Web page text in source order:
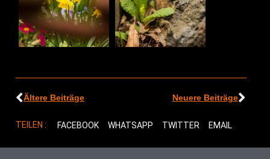
Ältere Beiträge Neuere Beiträge
TEILEN : FACEBOOK WHATSAPP TWITTER EMAIL